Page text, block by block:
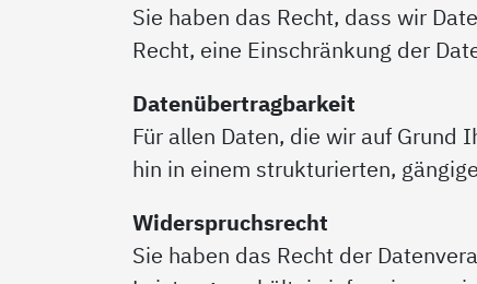
Sie haben das Recht, dass wir
Recht, eine Einschränkung der
Datenübertragbarkeit
Für allen Daten, die wir auf Grund
hin in einem strukturierten,
Widerspruchsrecht
Sie haben das Recht der